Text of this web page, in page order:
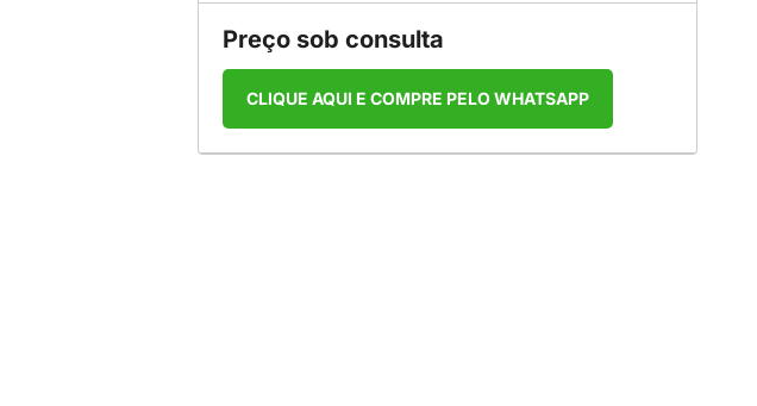
Preço sob consulta
CLIQUE AQUI E COMPRE PELO WHATSAPP